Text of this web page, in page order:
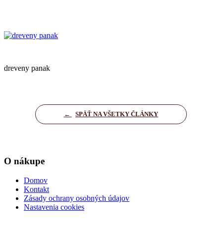
dreveny panak
← SPÄŤ NA VŠETKY ČLÁNKY
O nákupe
Domov
Kontakt
Zásady ochrany osobných údajov
Nastavenia cookies